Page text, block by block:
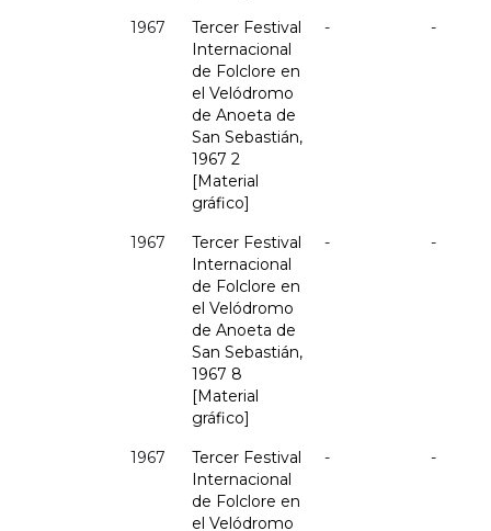
1967
Tercer Festival
Internacional
de Folclore en
el Velódromo
de Anoeta de
San Sebastián,
1967 2
[Material
gráfico]
- -
1967
Tercer Festival
Internacional
de Folclore en
el Velódromo
de Anoeta de
San Sebastián,
1967 8
[Material
gráfico]
- -
1967
Tercer Festival
Internacional
de Folclore en
el Velódromo
- -